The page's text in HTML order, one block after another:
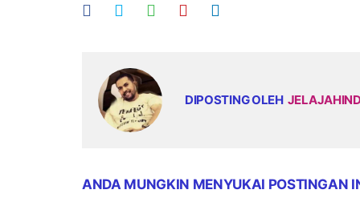
DIPOSTING OLEH
ANDA MUNGKIN MENYUKAI POSTINGAN